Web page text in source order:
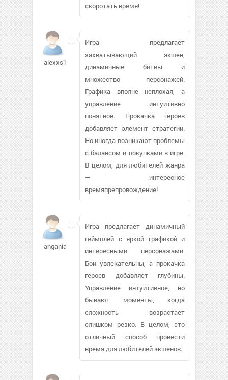
скоротать время!
alexxs1999405
Игра предлагает
захватывающий экшен,
динамичные битвы и
множество персонажей.
Графика вполне неплохая, а
управление интуитивно
понятное. Прокачка героев
добавляет элемент стратегии.
Но иногда возникают проблемы
с балансом и покупками в игре.
В целом, для любителей жанра
— интересное
времяпрепровождение!
angania
Игра предлагает динамичный
геймплей с яркой графикой и
интересными персонажами.
Бои увлекательны, а прокачка
героев добавляет глубины.
Управление интуитивное, но
бывают моменты, когда
сложность возрастает
слишком резко. В целом, это
отличный способ провести
время для любителей экшенов.